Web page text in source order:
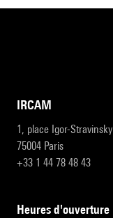
IRCAM
1, place Igor-Stravinsky
75004 Paris
+33 1 44 78 48 43
heures d'ouverture